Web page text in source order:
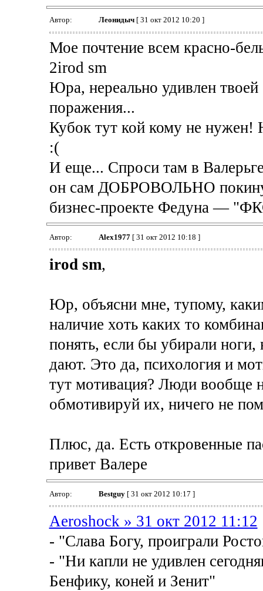
Автор: Леонидыч[ 31 окт 2012 10:20 ]
Мое почтение всем красно-
2irod sm
Юра, нереально удивлен
поражения...
Кубок тут кой кому не нужен!
:(
И еще... Спроси там в
он сам ДОБРОВОЛЬНО
бизнес-проекте Федуна —
Автор: Alex1977[ 31 окт 2012 10:18 ]
irod sm,
Юр, объясни мне, тупому,
наличие хоть каких то
понять, если бы убирали
дают. Это да, психология и
тут мотивация? Люди вообще
обмотивируй их, ничего не
Плюс, да. Есть откровенные
привет Валере
Автор: Bestguy[ 31 окт 2012 10:17 ]
Aeroshock » 31 окт 2012 11:12
- "Слава Богу, проиграли
- "Ни капли не удивлен
Бенфику, коней и Зенит"